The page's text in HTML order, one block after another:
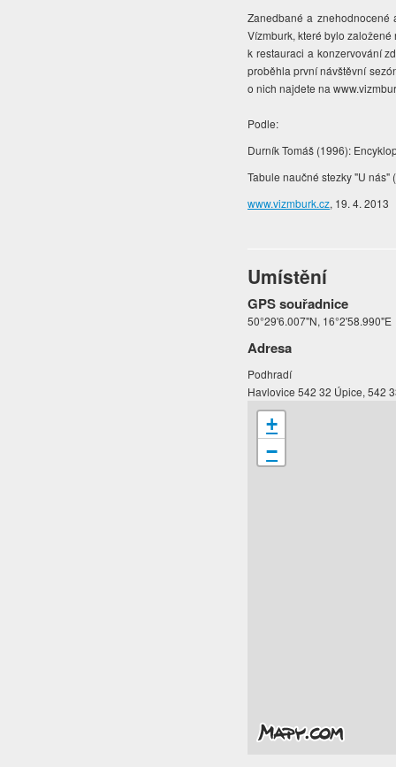
Zanedbané a znehodnocené
Vízmburk, které bylo
k restauraci a konzervování
proběhla první návštěvní
o nich najdete na
Podle:
Durník Tomáš (1996):
Tabule naučné stezky "U
www.vizmburk.cz, 19. 4. 2013
Umístění
GPS souřadnice
50°29'6.007"N, 16°2'58.990"E
Adresa
Podhradí
Havlovice 542 32 Úpice, 542
+
−